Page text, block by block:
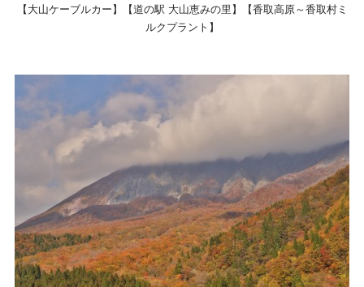
【大山ケーブルカー】【道の駅 大山恵みの里】【香取高原～香取村ミ
ルクプラント】